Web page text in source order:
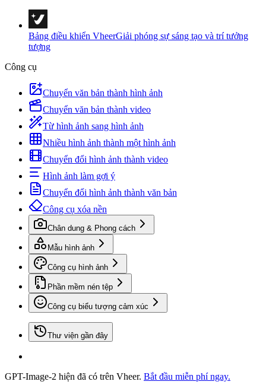
Bảng điều khiển VheerGiải phóng sự sáng tạo và trí tưởng
tượng
Công cụ
Chuyển văn bản thành hình ảnh
Chuyển văn bản thành video
Từ hình ảnh sang hình ảnh
Nhiều hình ảnh thành một hình ảnh
Chuyển đổi hình ảnh thành video
Hình ảnh làm gợi ý
Chuyển đổi hình ảnh thành văn bản
Công cụ xóa nền
Chân dung & Phong cách
Mẫu hình ảnh
Công cụ hình ảnh
Phần mềm nén tệp
Công cụ biểu tượng cảm xúc
Thư viện gần đây
GPT-Image-2 hiện đã có trên Vheer. Bắt đầu miễn phí ngay.